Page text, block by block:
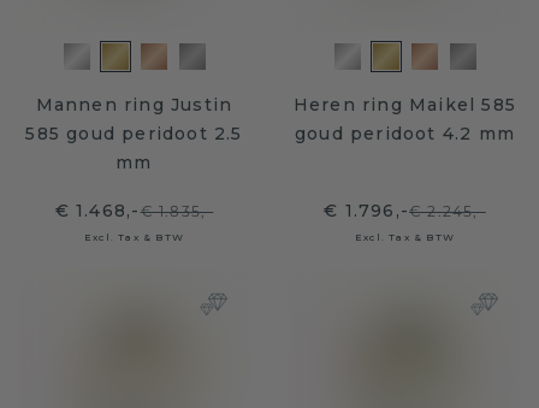
Mannen ring Justin
585 goud peridoot 2.5
mm
€ 1.468,-€ 1.835,-
Excl. Tax & BTW
Heren ring Maikel 585
goud peridoot 4.2 mm
€ 1.796,-€ 2.245,-
Excl. Tax & BTW